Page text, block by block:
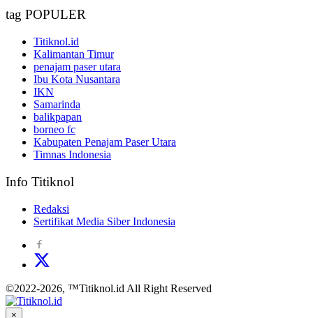
tag POPULER
Titiknol.id
Kalimantan Timur
penajam paser utara
Ibu Kota Nusantara
IKN
Samarinda
balikpapan
borneo fc
Kabupaten Penajam Paser Utara
Timnas Indonesia
Info Titiknol
Redaksi
Sertifikat Media Siber Indonesia
©2022-2026, ™Titiknol.id All Right Reserved
×